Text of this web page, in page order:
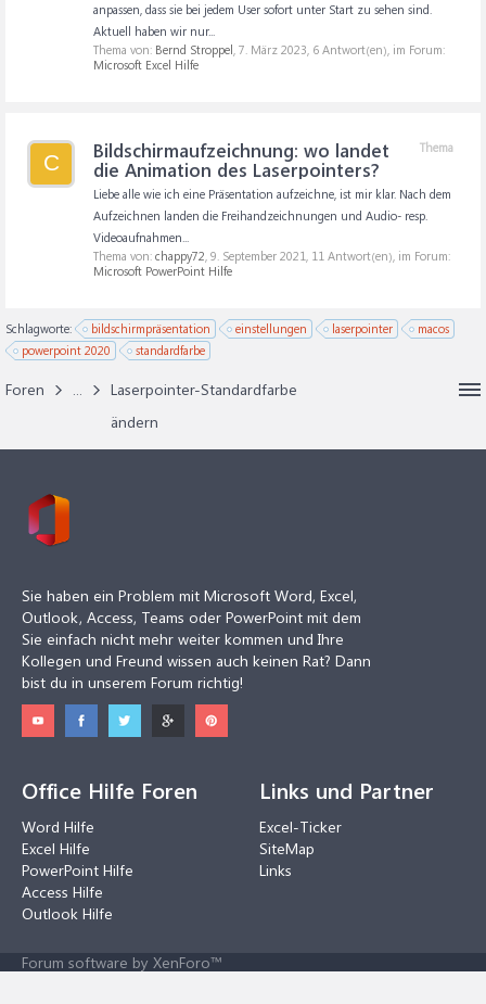
anpassen, dass sie bei jedem User sofort unter Start zu sehen sind.
Aktuell haben wir nur...
Thema von: Bernd Stroppel, 7. März 2023, 6 Antwort(en), im Forum:
Microsoft Excel Hilfe
C
Thema
Bildschirmaufzeichnung: wo landet
die Animation des Laserpointers?
Liebe alle wie ich eine Präsentation aufzeichne, ist mir klar. Nach dem
Aufzeichnen landen die Freihandzeichnungen und Audio- resp.
Videoaufnahmen...
Thema von: chappy72, 9. September 2021, 11 Antwort(en), im Forum:
Microsoft PowerPoint Hilfe
Schlagworte: bildschirmpräsentation einstellungen laserpointer
macos
powerpoint 2020
standardfarbe
Foren ...
Laserpointer-Standardfarbe
ändern
Sie haben ein Problem mit Microsoft Word, Excel,
Outlook, Access, Teams oder PowerPoint mit dem
Sie einfach nicht mehr weiter kommen und Ihre
Kollegen und Freund wissen auch keinen Rat? Dann
bist du in unserem Forum richtig!
Office Hilfe Foren
Word Hilfe
Excel Hilfe
PowerPoint Hilfe
Access Hilfe
Outlook Hilfe
Links und Partner
Excel-Ticker
SiteMap
Links
Forum software by XenForo™